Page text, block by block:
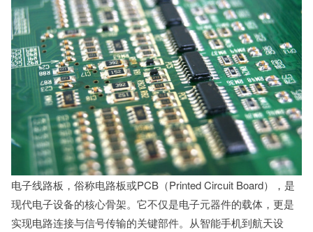
电子线路板，俗称电路板或PCB（Printed Circuit Board），是
现代电子设备的核心骨架。它不仅是电子元器件的载体，更是
实现电路连接与信号传输的关键部件。从智能手机到航天设